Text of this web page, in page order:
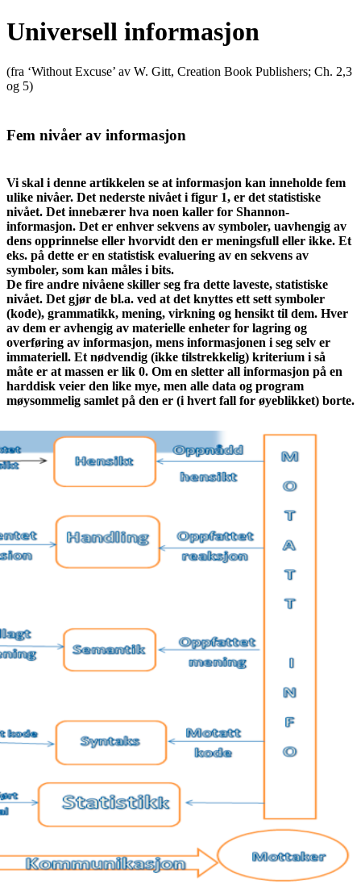
Universell informasjon
(fra ‘Without Excuse’ av W. Gitt, Creation Book Publishers; Ch. 2,3
og 5)
Fem nivåer av informasjon
Vi skal i denne artikkelen se at informasjon kan inneholde fem
ulike nivåer. Det nederste nivået i figur 1, er det statistiske
nivået. Det innebærer hva noen kaller for Shannon-
informasjon. Det er enhver sekvens av symboler, uavhengig av
dens opprinnelse eller hvorvidt den er meningsfull eller ikke. Et
eks. på dette er en statistisk evaluering av en sekvens av
symboler, som kan måles i bits.
De fire andre nivåene skiller seg fra dette laveste, statistiske
nivået. Det gjør de bl.a. ved at det knyttes ett sett symboler
(kode), grammatikk, mening, virkning og hensikt til dem. Hver
av dem er avhengig av materielle enheter for lagring og
overføring av informasjon, mens informasjonen i seg selv er
immateriell. Et nødvendig (ikke tilstrekkelig) kriterium i så
måte er at massen er lik 0. Om en sletter all informasjon på en
harddisk veier den like mye, men alle data og program
møysommelig samlet på den er (i hvert fall for øyeblikket) borte.